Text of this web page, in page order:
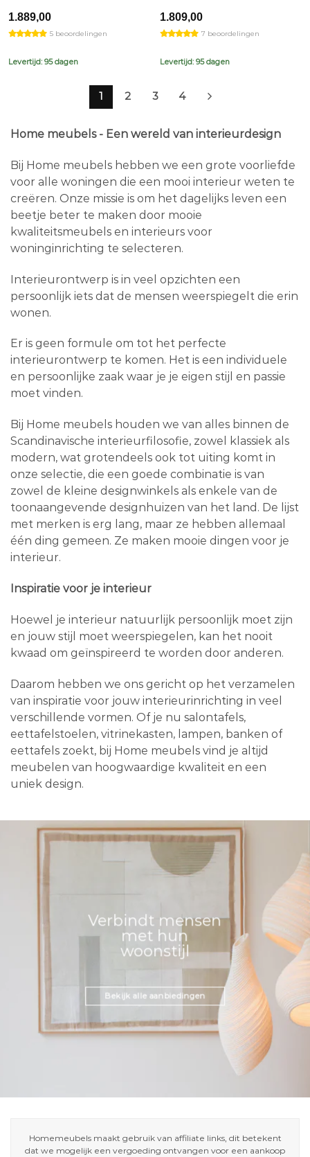
1.889,00
5 beoordelingen
Levertijd: 95 dagen
1.809,00
7 beoordelingen
Levertijd: 95 dagen
1 2 3 4
Home meubels - Een wereld van interieurdesign
Bij Home meubels hebben we een grote voorliefde
voor alle woningen die een mooi interieur weten te
creëren. Onze missie is om het dagelijks leven een
beetje beter te maken door mooie
kwaliteitsmeubels en interieurs voor
woninginrichting te selecteren.
Interieurontwerp is in veel opzichten een
persoonlijk iets dat de mensen weerspiegelt die erin
wonen.
Er is geen formule om tot het perfecte
interieurontwerp te komen. Het is een individuele
en persoonlijke zaak waar je je eigen stijl en passie
moet vinden.
Bij Home meubels houden we van alles binnen de
Scandinavische interieurfilosofie, zowel klassiek als
modern, wat grotendeels ook tot uiting komt in
onze selectie, die een goede combinatie is van
zowel de kleine designwinkels als enkele van de
toonaangevende designhuizen van het land. De lijst
met merken is erg lang, maar ze hebben allemaal
één ding gemeen. Ze maken mooie dingen voor je
interieur.
Inspiratie voor je interieur
Hoewel je interieur natuurlijk persoonlijk moet zijn
en jouw stijl moet weerspiegelen, kan het nooit
kwaad om geïnspireerd te worden door anderen.
Daarom hebben we ons gericht op het verzamelen
van inspiratie voor jouw interieurinrichting in veel
verschillende vormen. Of je nu salontafels,
eettafelstoelen, vitrinekasten, lampen, banken of
eettafels zoekt, bij Home meubels vind je altijd
meubelen van hoogwaardige kwaliteit en een
uniek design.
Verbindt mensen
met hun
woonstijl
Bekijk alle aanbiedingen
Homemeubels maakt gebruik van affiliate links, dit betekent
dat we mogelijk een vergoeding ontvangen voor een aankoop